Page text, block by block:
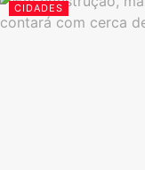
CIDADES